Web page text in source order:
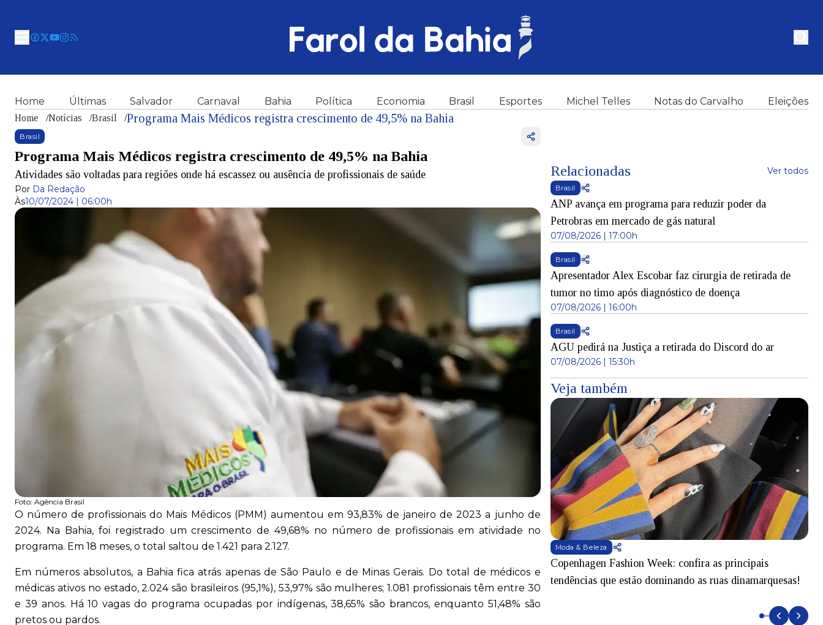
Home Últimas Salvador Carnaval Bahia Política Economia Brasil Esportes Michel Telles Notas do Carvalho Eleições
Home /Notícias /Brasil /Programa Mais Médicos registra crescimento de 49,5% na Bahia
Brasil
Programa Mais Médicos registra crescimento de 49,5% na Bahia
Atividades são voltadas para regiões onde há escassez ou ausência de profissionais de saúde
Por Da Redação
Às10/07/2024 | 06:00h
Foto: Agência Brasil
O número de profissionais do Mais Médicos (PMM) aumentou em 93,83% de janeiro de 2023 a junho de
2024. Na Bahia, foi registrado um crescimento de 49,68% no número de profissionais em atividade no
programa. Em 18 meses, o total saltou de 1.421 para 2.127.
Em números absolutos, a Bahia fica atrás apenas de São Paulo e de Minas Gerais. Do total de médicos e
médicas ativos no estado, 2.024 são brasileiros (95,1%), 53,97% são mulheres; 1.081 profissionais têm entre 30
e 39 anos. Há 10 vagas do programa ocupadas por indígenas, 38,65% são brancos, enquanto 51,48% são
pretos ou pardos.
Relacionadas Ver todos
Brasil
ANP avança em programa para reduzir poder da
Petrobras em mercado de gás natural
07/08/2026 | 17:00h
Brasil
Apresentador Alex Escobar faz cirurgia de retirada de
tumor no timo após diagnóstico de doença
07/08/2026 | 16:00h
Brasil
AGU pedirá na Justiça a retirada do Discord do ar
07/08/2026 | 15:30h
Veja também
Moda & Beleza
Copenhagen Fashion Week: confira as principais
tendências que estão dominando as ruas dinamarquesas!